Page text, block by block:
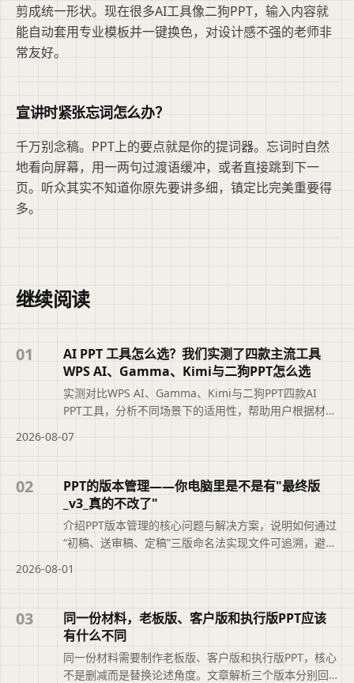
剪成统一形状。现在很多AI工具像二狗PPT，输入内容就
能自动套用专业模板并一键换色，对设计感不强的老师非
常友好。
宣讲时紧张忘词怎么办？
千万别念稿。PPT上的要点就是你的提词器。忘词时自然
地看向屏幕，用一两句过渡语缓冲，或者直接跳到下一
页。听众其实不知道你原先要讲多细，镇定比完美重要得
多。
继续阅读
01
AI PPT 工具怎么选？我们实测了四款主流工具
WPS AI、Gamma、Kimi与二狗PPT怎么选
实测对比WPS AI、Gamma、Kimi与二狗PPT四款AI
PPT工具，分析不同场景下的适用性，帮助用户根据材料
目追求综合排名。摘要依据标题与正文整理，概括页面
断文章是否符合当前需求，再查看完整原文。
2026-08-07
02
PPT的版本管理——你电脑里是不是有"最终版
_v3_真的不改了"
介绍PPT版本管理的核心问题与解决方案，说明如何通过
“初稿、送审稿、定稿”三版命名法实现文件可追溯，避免
大纲版本记录功能，帮助职场人快速定位正确文件，提
面主题、主要内容与适用场景，再进入原文查看完整信
息。
2026-08-01
03
同一份材料，老板版、客户版和执行版PPT应该
有什么不同
同一份材料需要制作老板版、客户版和执行版PPT，核心
不是删减而是替换论述角度。文章解析三个版本分别回